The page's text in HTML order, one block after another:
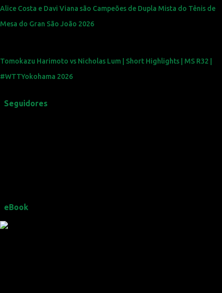
Alice Costa e Davi Viana são Campeões de Dupla Mista do Tênis de
Mesa do Gran São João 2026
Tomokazu Harimoto vs Nicholas Lum | Short Highlights | MS R32 |
#WTTYokohama 2026
Seguidores
eBook